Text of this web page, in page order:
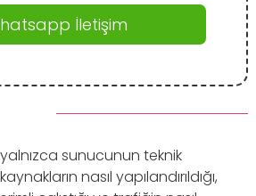
İletişim
sunucunun teknik
nasıl yapılandırıldığı,